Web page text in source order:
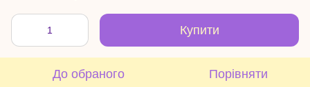
Купити
До обраного Порівняти